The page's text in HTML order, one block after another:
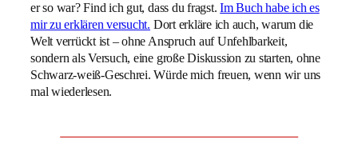
er so war? Find ich gut, dass du fragst.Im Buch habe ich es
mir zu erklären versucht. Dort erkläre ich auch, warum die
Welt verrückt ist – ohne Anspruch auf Unfehlbarkeit,
sondern als Versuch, eine große Diskussion zu starten, ohne
Schwarz-weiß-Geschrei. Würde mich freuen, wenn wir uns
mal wiederlesen.